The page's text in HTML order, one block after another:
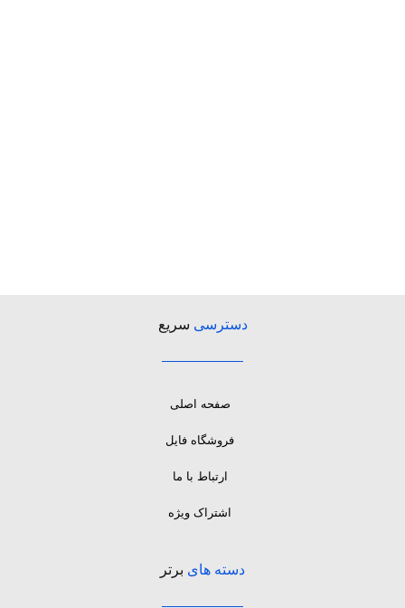
دسترسی سریع
صفحه اصلی
فروشگاه فایل
ارتباط با ما
اشتراک ویژه
دسته های برتر